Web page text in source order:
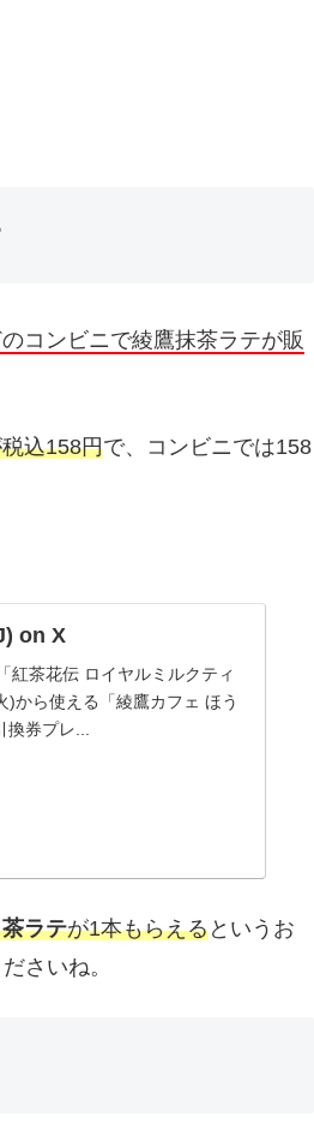
コンビニで綾鷹抹茶ラテが販
込158円で、コンビニでは158
on X
紅茶花伝 ロイヤルミルクティ
から使える「綾鷹カフェ ほう
券プレ...
ラテが1本もらえるというお
さいね。